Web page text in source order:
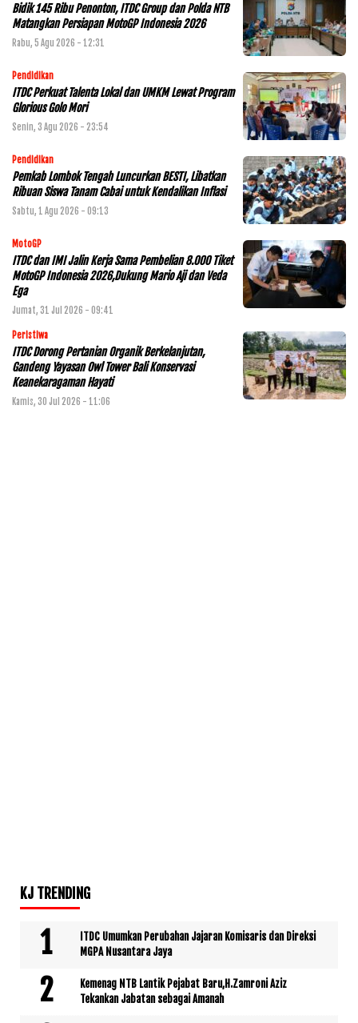
Bidik 145 Ribu Penonton, ITDC Group dan Polda NTB
Matangkan Persiapan MotoGP Indonesia 2026
Rabu, 5 Agu 2026 - 12:31
Pendidikan
ITDC Perkuat Talenta Lokal dan UMKM Lewat Program
Glorious Golo Mori
Senin, 3 Agu 2026 - 23:54
Pendidikan
Pemkab Lombok Tengah Luncurkan BESTI, Libatkan
Ribuan Siswa Tanam Cabai untuk Kendalikan Inflasi
Sabtu, 1 Agu 2026 - 09:13
MotoGP
ITDC dan IMI Jalin Kerja Sama Pembelian 8.000 Tiket
MotoGP Indonesia 2026,Dukung Mario Aji dan Veda
Ega
Jumat, 31 Jul 2026 - 09:41
Peristiwa
ITDC Dorong Pertanian Organik Berkelanjutan,
Gandeng Yayasan Owl Tower Bali Konservasi
Keanekaragaman Hayati
Kamis, 30 Jul 2026 - 11:06
KJ TRENDING
ITDC Umumkan Perubahan Jajaran Komisaris dan Direksi
MGPA Nusantara Jaya
Kemenag NTB Lantik Pejabat Baru,H.Zamroni Aziz
Tekankan Jabatan sebagai Amanah